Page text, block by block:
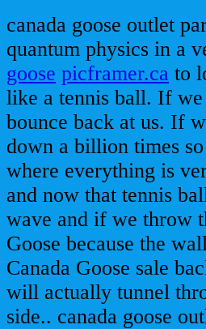
canada goose outlet
quantum physics in a
goose picframer.ca to
like a tennis ball. If
bounce back at us. If
down a billion times
where everything is
and now that tennis
wave and if we throw
Goose because the
Canada Goose sale
will actually tunnel
side.. canada goose